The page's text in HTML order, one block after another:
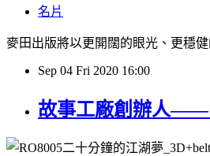
名片
麥田出版將以更開闊的眼光、更穩
Sep 04 Fri 2020 16:00
故事工廠創辦人——